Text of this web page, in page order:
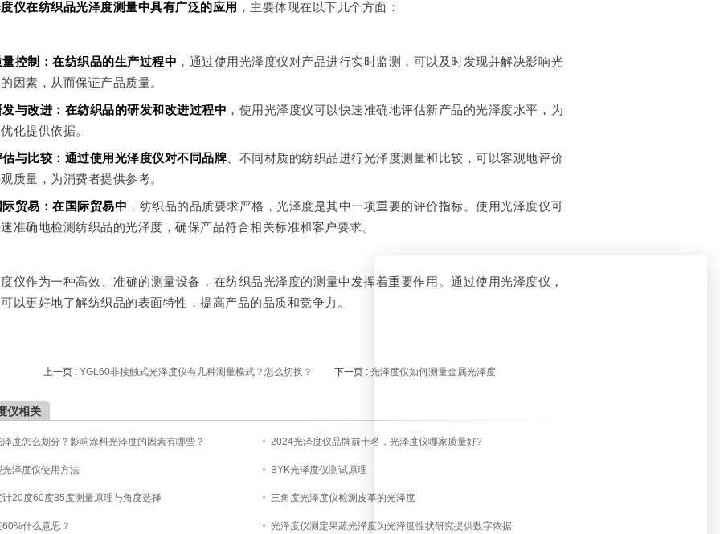
仪在纺织品光泽度测量中具有广泛的应用 ，主要体现在以下几个方面：
量控制：在纺织品的生产过程中 ，通过使用光泽度仪对产品进行实时监测，可以及时发现并解决影响光
因素，从而保证产品质量。
与改进：在纺织品的研发和改进过程中 ，使用光泽度仪可以快速准确地评估新产品的光泽度水平，为
化提供依据。
与比较：通过使用光泽度仪对不同品牌 、不同材质的纺织品进行光泽度测量和比较，可以客观地评价
质量，为消费者提供参考。
贸易：在国际贸易中 ，纺织品的品质要求严格，光泽度是其中一项重要的评价指标。使用光泽度仪可
准确地检测纺织品的光泽度，确保产品符合相关标准和客户要求。
仪作为一种高效、准确的测量设备，在纺织品光泽度的测量中发挥着重要作用。通过使用光泽度仪，
以更好地了解纺织品的表面特性，提高产品的品质和竞争力。
上一页 : YGL60非接触式光泽度仪有几种测量模式？怎么切换？ 下一页 : 光泽度仪如何测量金属光泽度
仪相关
度怎么划分？影响涂料光泽度的因素有哪些？ 2024光泽度仪品牌前十名，光泽度仪哪家质量好?
光泽度仪使用方法 BYK光泽度仪测试原理
计20度60度85度测量原理与角度选择 三角度光泽度仪检测皮革的光泽度
什么意思？ 光泽度仪测定果蔬光泽度为光泽度性状研究提供数字依据